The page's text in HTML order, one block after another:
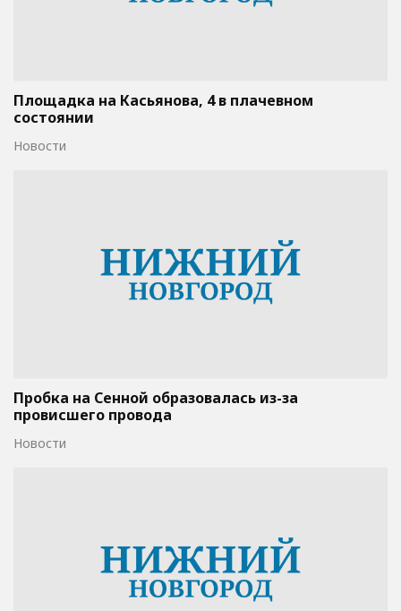
Площадка на Касьянова, 4 в плачевном
состоянии
Новости
Пробка на Сенной образовалась из-за
провисшего провода
Новости